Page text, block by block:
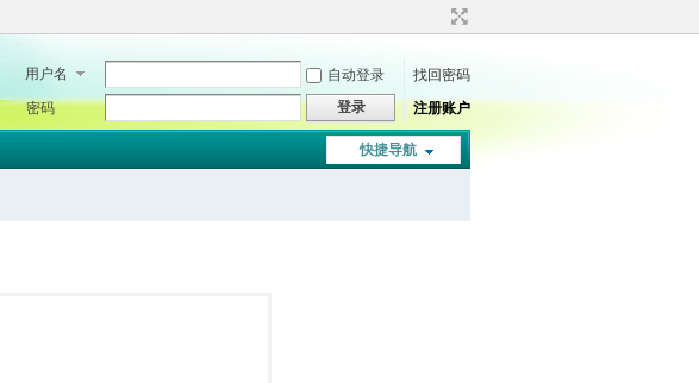
用户名 自动登录
找回密码
密码
登录 注册账户
快捷导航